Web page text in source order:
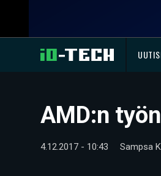
AMD:n
4.12.2017 - 10:43 Sampsa